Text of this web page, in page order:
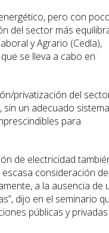
pero con
del sector más
y Agrario (Cedla),
se lleva a cabo en
privatización del
un adecuado
para
de electricidad
consideración de
a la ausencia de
dijo en el seminario
públicas y